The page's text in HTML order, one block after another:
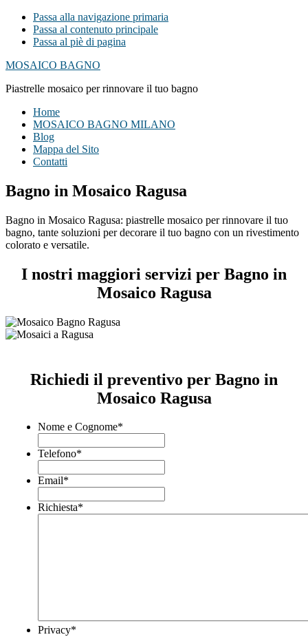
Passa alla navigazione primaria
Passa al contenuto principale
Passa al piè di pagina
MOSAICO BAGNO
Piastrelle mosaico per rinnovare il tuo bagno
Home
MOSAICO BAGNO MILANO
Blog
Mappa del Sito
Contatti
Bagno in Mosaico Ragusa
Bagno in Mosaico Ragusa: piastrelle mosaico per rinnovare il tuo
bagno, tante soluzioni per decorare il tuo bagno con un rivestimento
colorato e versatile.
I nostri maggiori servizi per Bagno in
Mosaico Ragusa
Richiedi il preventivo per Bagno in
Mosaico Ragusa
Nome e Cognome*
Telefono*
Email*
Richiesta*
Privacy*